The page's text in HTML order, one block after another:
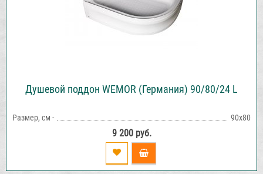
Душевой поддон WEMOR (Германия) 90/80/24 L
Размер, см - 90х80
9 200 руб.